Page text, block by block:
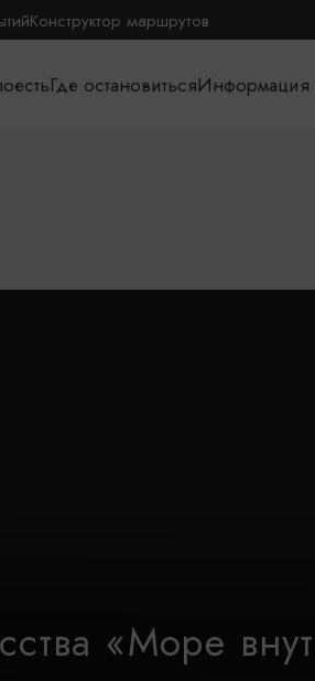
Конструктор маршрутов
Где остановитьсяИнформация
«Море